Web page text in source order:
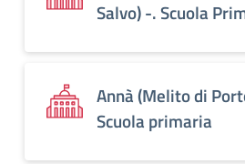
Salvo) -. Scuola
Annà (Melito di
Scuola primaria